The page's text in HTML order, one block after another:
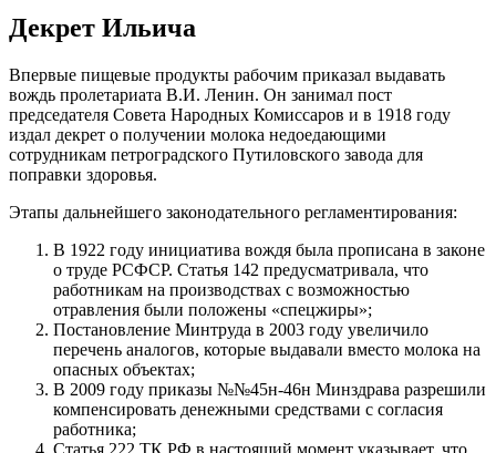
Декрет Ильича
Впервые пищевые продукты рабочим приказал выдавать
вождь пролетариата В.И. Ленин. Он занимал пост
председателя Совета Народных Комиссаров и в 1918 году
издал декрет о получении молока недоедающими
сотрудникам петроградского Путиловского завода для
поправки здоровья.
Этапы дальнейшего законодательного регламентирования:
В 1922 году инициатива вождя была прописана в законе
о труде РСФСР. Статья 142 предусматривала, что
работникам на производствах с возможностью
отравления были положены «спецжиры»;
Постановление Минтруда в 2003 году увеличило
перечень аналогов, которые выдавали вместо молока на
опасных объектах;
В 2009 году приказы №№45н-46н Минздрава разрешили
компенсировать денежными средствами с согласия
работника;
Статья 222 ТК РФ в настоящий момент указывает, что